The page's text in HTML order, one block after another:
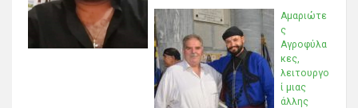
Αμαριώτε
ς
Αγροφύλα
κες,
λειτουργο
ί μιας
άλλης